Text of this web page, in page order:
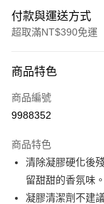
付款與運送方式
超取滿NT$390免運
POYA支付
信用卡一次付款
LINE Pay
Apple Pay
商品特色
商品編號
9988352
商品特色
清除凝膠硬化後
留甜甜的香氛味。
凝膠清潔劑不建